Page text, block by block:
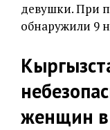
девушки. При
обнаружили 9
женщин